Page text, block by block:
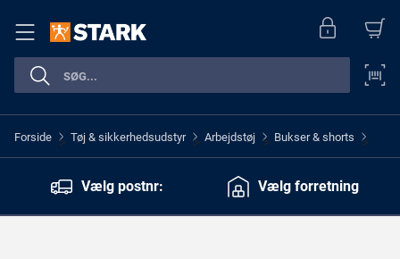
Forside > Tøj & sikkerhedsudstyr > Arbejdstøj > Bukser & shorts >
Vælg postnr: Vælg forretning